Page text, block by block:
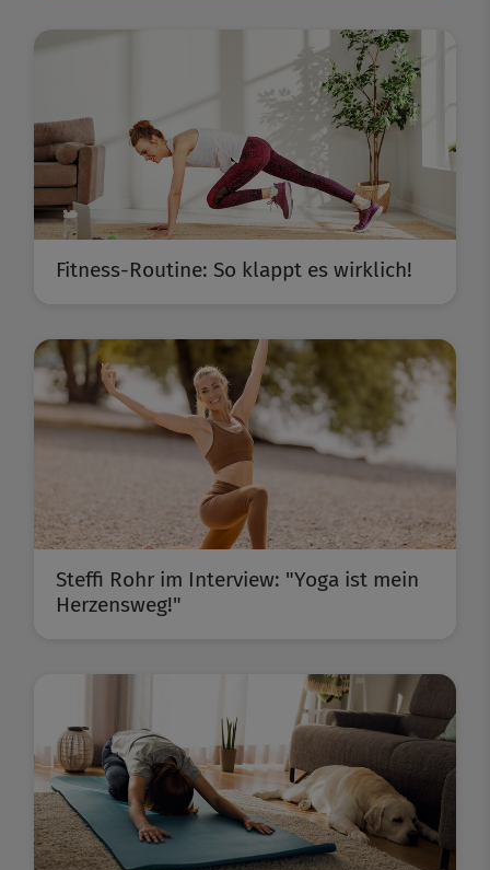
Fitness-Routine: So klappt es wirklich!
Steffi Rohr im Interview: "Yoga ist mein
Herzensweg!"